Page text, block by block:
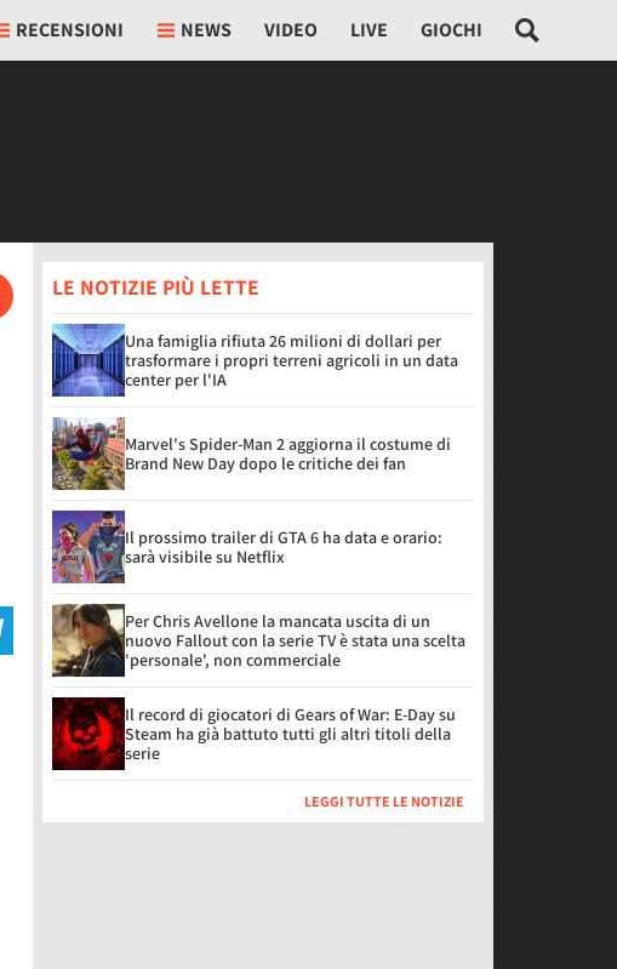
RECENSIONI NEWS VIDEO LIVE GIOCHI
LE NOTIZIE PIÙ LETTE
Una famiglia rifiuta 26 milioni di dollari per
trasformare i propri terreni agricoli in un data
center per l'IA
Marvel's Spider-Man 2 aggiorna il costume di
Brand New Day dopo le critiche dei fan
Il prossimo trailer di GTA 6 ha data e orario:
sarà visibile su Netflix
Per Chris Avellone la mancata uscita di un
nuovo Fallout con la serie TV è stata una scelta
'personale', non commerciale
Il record di giocatori di Gears of War: E-Day su
Steam ha già battuto tutti gli altri titoli della
serie
LEGGI TUTTE LE NOTIZIE